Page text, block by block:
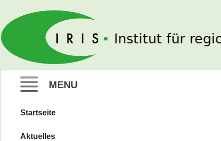
IRIS e. V.
MENU
Zum
Startseite
Aktuelles